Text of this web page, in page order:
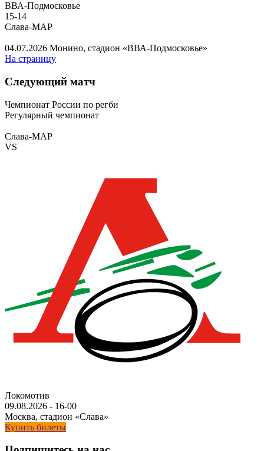
ВВА-Подмосковье
15-14
Слава-МАР
04.07.2026 Монино, стадион «ВВА-Подмосковье»
На страницу
Следующий матч
Чемпионат России по регби
Регулярный чемпионат
Слава-МАР
VS
Локомотив
09.08.2026 - 16-00
Москва, стадион «Слава»
Купить билеты